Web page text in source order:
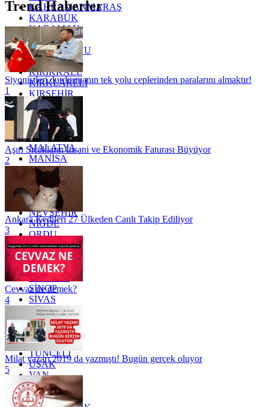
KAHRAMANMARAŞ
KARABÜK
KARAMAN
KARS
KASTAMONU
KAYSERİ
KIRIKKALE
KIRKLARELİ
KIRŞEHİR
KOCAELİ
KONYA
KÜTAHYA
KİLİS
MALATYA
MANİSA
MARDİN
MERSİN
MUĞLA
MUŞ
NEVŞEHİR
NİĞDE
ORDU
OSMANİYE
RİZE
SAKARYA
SAMSUN
SİNOP
SİVAS
SİİRT
TEKİRDAĞ
TOKAT
TRABZON
TUNCELİ
UŞAK
VAN
YALOVA
YOZGAT
Trend Haberler
Siyonistleri durdurmanın tek yolu ceplerinden paralarını almaktır!
1
Aşırı Sıcakların İnsani ve Ekonomik Faturası Büyüyor
2
Ankara Kedileri 27 Ülkeden Canlı Takip Ediliyor
3
Cevvaz ne demek?
4
Milat yazarı 2019 da yazmıştı! Bugün gerçek oluyor
5